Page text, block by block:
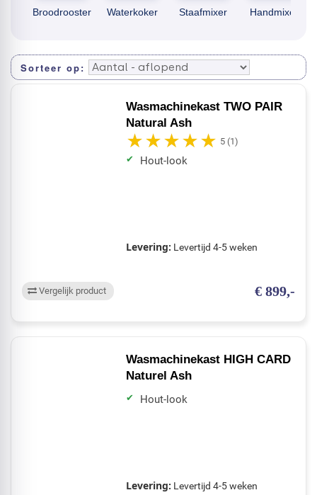
Filter uw wensen
Wasmachinekast TWO PAIR
Natural Ash
5 (1)
Hout-look
Levering:Levertijd 4-5 weken
€ 899,-
Vergelijk product
Wasmachinekast HIGH CARD
Naturel Ash
Hout-look
Levering:Levertijd 4-5 weken